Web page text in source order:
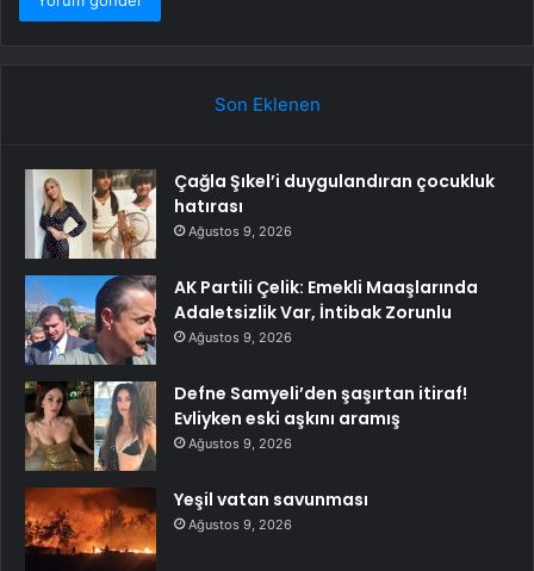
Son Eklenen
Çağla Şıkel’i duygulandıran çocukluk
hatırası
Ağustos 9, 2026
AK Partili Çelik: Emekli Maaşlarında
Adaletsizlik Var, İntibak Zorunlu
Ağustos 9, 2026
Defne Samyeli’den şaşırtan itiraf!
Evliyken eski aşkını aramış
Ağustos 9, 2026
Yeşil vatan savunması
Ağustos 9, 2026